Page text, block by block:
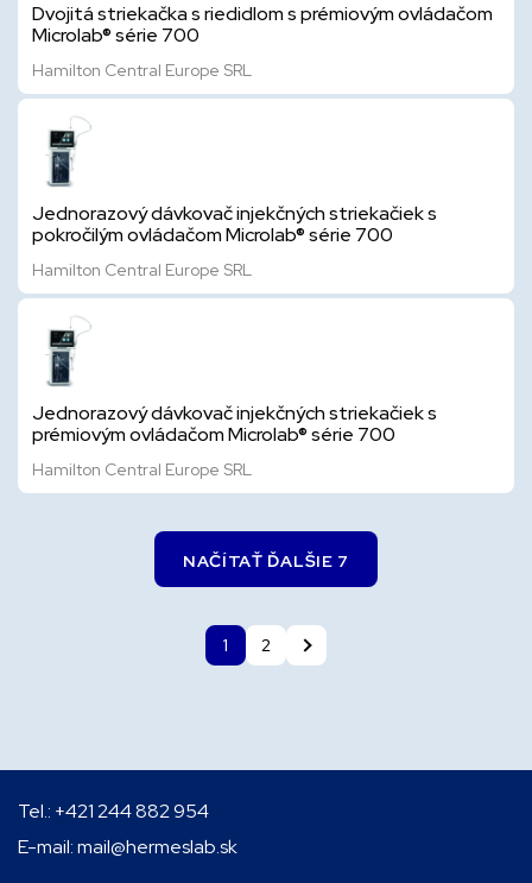
Dvojitá striekačka s riedidlom s prémiovým ovládačom
Microlab® série 700
Hamilton Central Europe SRL
Jednorazový dávkovač injekčných striekačiek s
pokročilým ovládačom Microlab® série 700
Hamilton Central Europe SRL
Jednorazový dávkovač injekčných striekačiek s
prémiovým ovládačom Microlab® série 700
Hamilton Central Europe SRL
NAČÍTAŤ ĎALŠIE 7
1 2
Tel.: +421 244 882 954
E-mail:mail@hermeslab.sk